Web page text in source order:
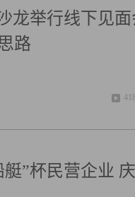
龙举行线下见
路
”杯民营企业